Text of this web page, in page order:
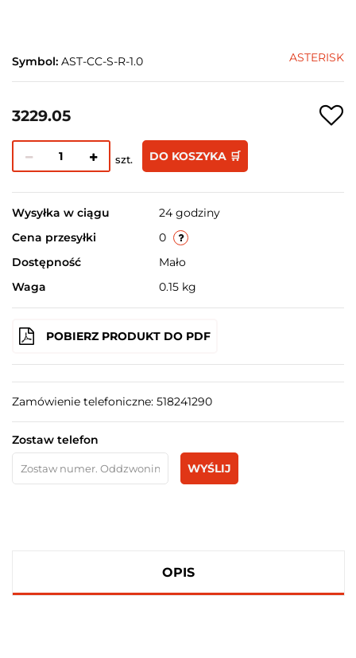
Symbol: AST-CC-S-R-1.0 ASTERISK
3229.05
szt. DO KOSZYKA 🛒
Wysyłka w ciągu
24 godziny
Cena przesyłki
0
Dostępność
Mało
Waga
0.15 kg
POBIERZ PRODUKT DO PDF
Zamówienie telefoniczne: 518241290
Zostaw telefon
WYŚLIJ
OPIS